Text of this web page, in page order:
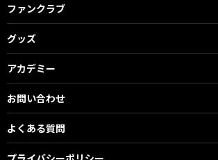
ファンクラブ
グッズ
アカデミー
お問い合わせ
よくある質問